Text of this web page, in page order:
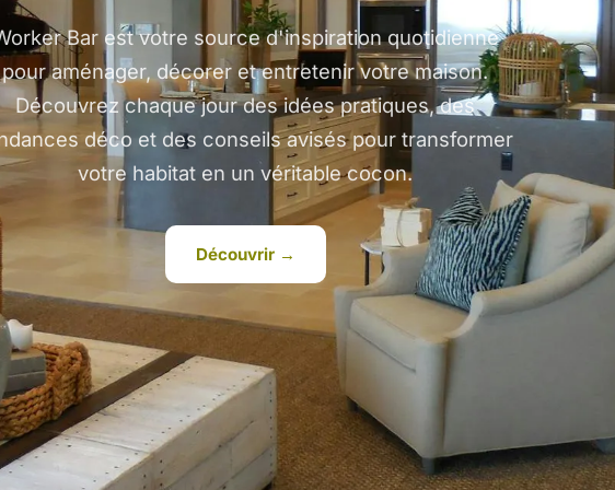
Bar est votre source d'inspiration quotidienne
pour aménager, décorer et entretenir votre maison.
Découvrez chaque jour des idées pratiques, des
déco et des conseils avisés pour transformer
votre habitat en un véritable cocon.
Découvrir →